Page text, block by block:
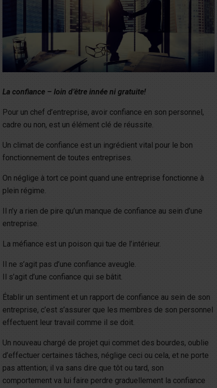
La confiance – loin d’être innée ni gratuite!
Pour un chef d’entreprise, avoir confiance en son personnel,
cadre ou non, est un élément clé de réussite.
Un climat de confiance est un ingrédient vital pour le bon
fonctionnement de toutes entreprises.
On néglige à tort ce point quand une entreprise fonctionne à
plein régime.
Il n’y a rien de pire qu’un manque de confiance au sein d’une
entreprise.
La méfiance est un poison qui tue de l’intérieur.
Il ne s’agit pas d’une confiance aveugle.
Il s’agit d’une confiance qui se bâtit.
Établir un sentiment et un rapport de confiance au sein de son
entreprise, c’est s’assurer que les membres de son personnel
effectuent leur travail comme il se doit.
Un nouveau chargé de projet qui commet des bourdes, oublie
d’effectuer certaines tâches, néglige ceci ou cela, et ne porte
pas attention; il va sans dire que tôt ou tard, son
comportement va lui faire perdre graduellement la confiance